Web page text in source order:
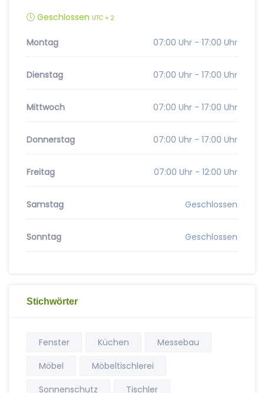
Geschlossen UTC + 2
Montag 07:00 Uhr - 17:00 Uhr
Dienstag 07:00 Uhr - 17:00 Uhr
Mittwoch 07:00 Uhr - 17:00 Uhr
Donnerstag 07:00 Uhr - 17:00 Uhr
Freitag 07:00 Uhr - 12:00 Uhr
Samstag Geschlossen
Sonntag Geschlossen
Stichwörter
Fenster Küchen
Messebau
Möbel
Möbeltischlerei
Sonnenschutz
Tischler